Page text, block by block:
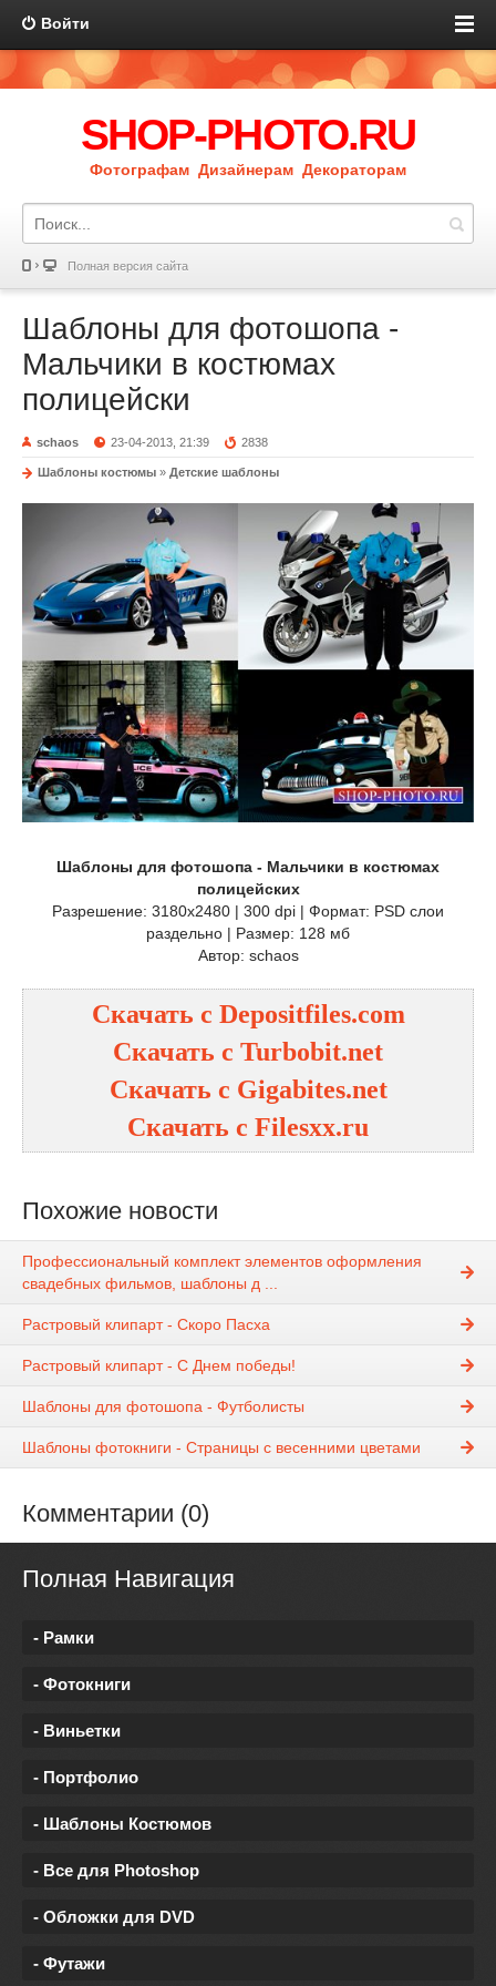
Войти
SHOP-PHOTO.RU
Фотографам Дизайнерам Декораторам
Полная версия сайта
Шаблоны для фотошопа -
Мальчики в костюмах
полицейски
schaos 23-04-2013, 21:39 2838
Шаблоны костюмы » Детские шаблоны
Шаблоны для фотошопа - Мальчики в костюмах
полицейских
Разрешение: 3180х2480 | 300 dpi | Формат: PSD слои
раздельно | Размер: 128 мб
Автор: schaos
Скачать с Depositfiles.com
Скачать с Turbobit.net
Скачать с Gigabites.net
Скачать с Filesxx.ru
Похожие новости
Профессиональный комплект элементов оформления
свадебных фильмов, шаблоны д ...
Растровый клипарт - Скоро Пасха
Растровый клипарт - С Днем победы!
Шаблоны для фотошопа - Футболисты
Шаблоны фотокниги - Страницы с весенними цветами
Комментарии (0)
Полная Навигация
- Рамки
- Фотокниги
- Виньетки
- Портфолио
- Шаблоны Костюмов
- Все для Photoshop
- Обложки для DVD
- Футажи